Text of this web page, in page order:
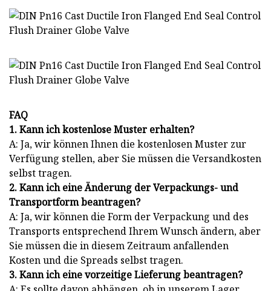
FAQ
1. Kann ich kostenlose Muster erhalten?
A: Ja, wir können Ihnen die kostenlosen Muster zur
Verfügung stellen, aber Sie müssen die Versandkosten
selbst tragen.
2. Kann ich eine Änderung der Verpackungs- und
Transportform beantragen?
A: Ja, wir können die Form der Verpackung und des
Transports entsprechend Ihrem Wunsch ändern, aber
Sie müssen die in diesem Zeitraum anfallenden
Kosten und die Spreads selbst tragen.
3. Kann ich eine vorzeitige Lieferung beantragen?